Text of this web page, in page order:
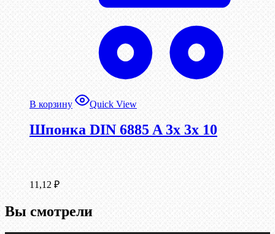
В корзину Quick View
Шпонка DIN 6885 A 3x 3x 10
11,12 ₽
Вы смотрели